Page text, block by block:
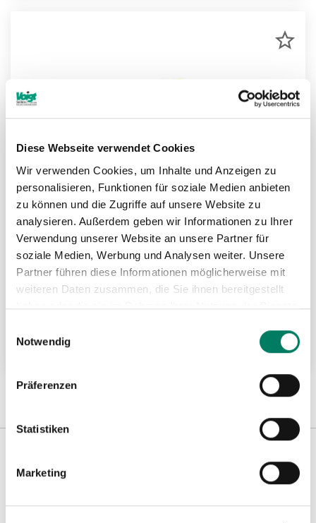
Diese Webseite verwendet Cookies
Wir verwenden Cookies, um Inhalte und Anzeigen zu
personalisieren, Funktionen für soziale Medien anbieten
zu können und die Zugriffe auf unsere Website zu
analysieren. Außerdem geben wir Informationen zu Ihrer
Verwendung unserer Website an unsere Partner für
soziale Medien, Werbung und Analysen weiter. Unsere
Partner führen diese Informationen möglicherweise mit
weiteren Daten zusammen, die Sie ihnen bereitgestellt
haben oder die sie im Rahmen Ihrer Nutzung der Dienste
Notwendig
Präferenzen
Statistiken
Marketing
Schraubklemme Typ TSZ für
dreidimensionale Zugrichtungen
Weitere Informationen